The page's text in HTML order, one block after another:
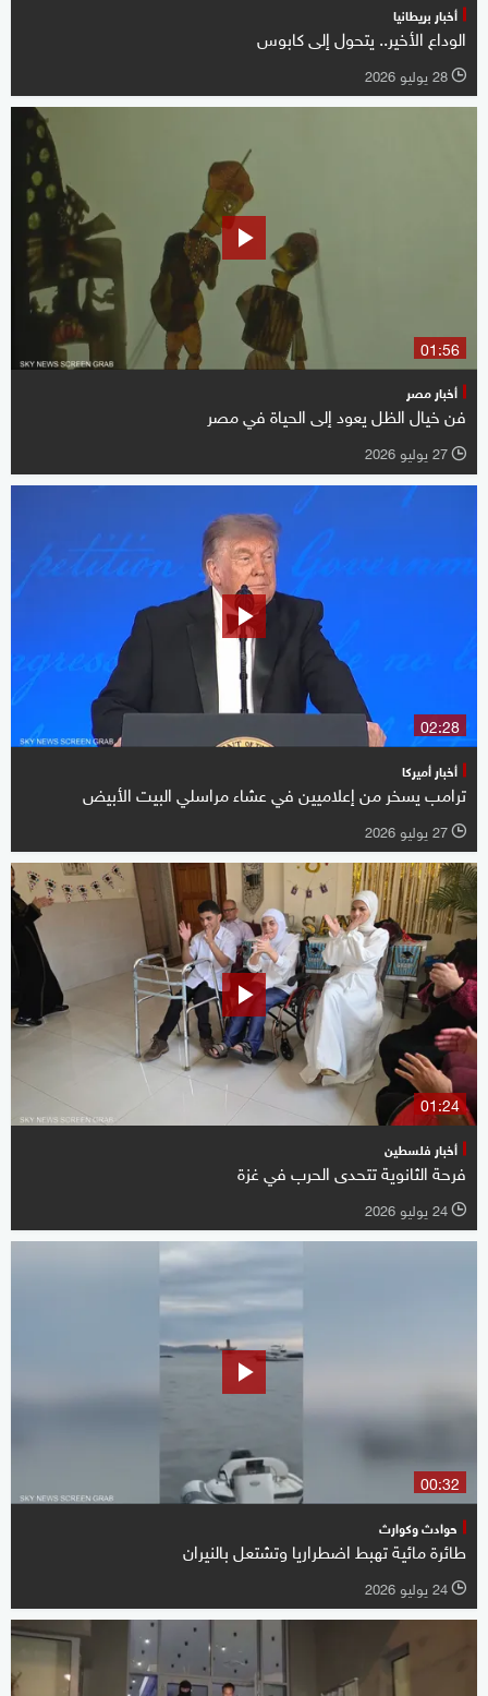
أخبار بريطانيا
الوداع الأخير.. يتحول إلى كابوس
l 28 يوليو 2026
01:56
أخبار مصر
فن خيال الظل يعود إلى الحياة في مصر
l 27 يوليو 2026
02:28
أخبار أميركا
ترامب يسخر من إعلاميين في عشاء مراسلي البيت الأبيض
l 27 يوليو 2026
01:24
أخبار فلسطين
فرحة الثانوية تتحدى الحرب في غزة
l 24 يوليو 2026
00:32
حوادث وكوارث
طائرة مائية تهبط اضطراريا وتشتعل بالنيران
l 24 يوليو 2026